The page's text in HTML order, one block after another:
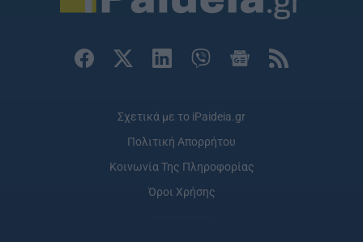
Σχετικά με το iPaideia.gr
Πολιτική Απορρήτου
Κοινωνία Της Πληροφορίας
Όροι Χρήσης